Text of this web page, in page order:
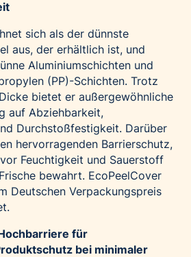
sich als der dünnste
aus, der erhältlich ist, und
Aluminiumschichten und
(PP)-Schichten. Trotz
bietet er außergewöhnliche
auf Abziehbarkeit,
Durchstoßfestigkeit. Darüber
hervorragenden Barrierschutz,
Feuchtigkeit und Sauerstoff
bewahrt. EcoPeelCover
Deutschen Verpackungspreis
für
bei minimaler